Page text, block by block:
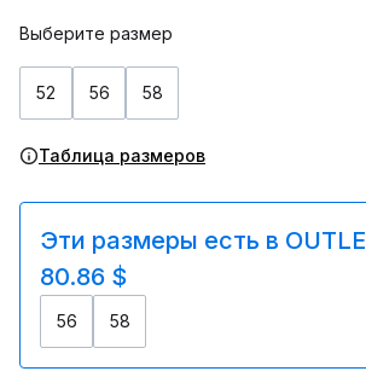
Выберите размер
52 56 58
Таблица размеров
Эти размеры есть в
80.86 $
56 58